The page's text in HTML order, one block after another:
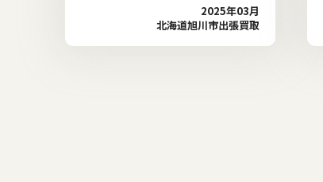
2025年03月
北海道旭川市出張買取